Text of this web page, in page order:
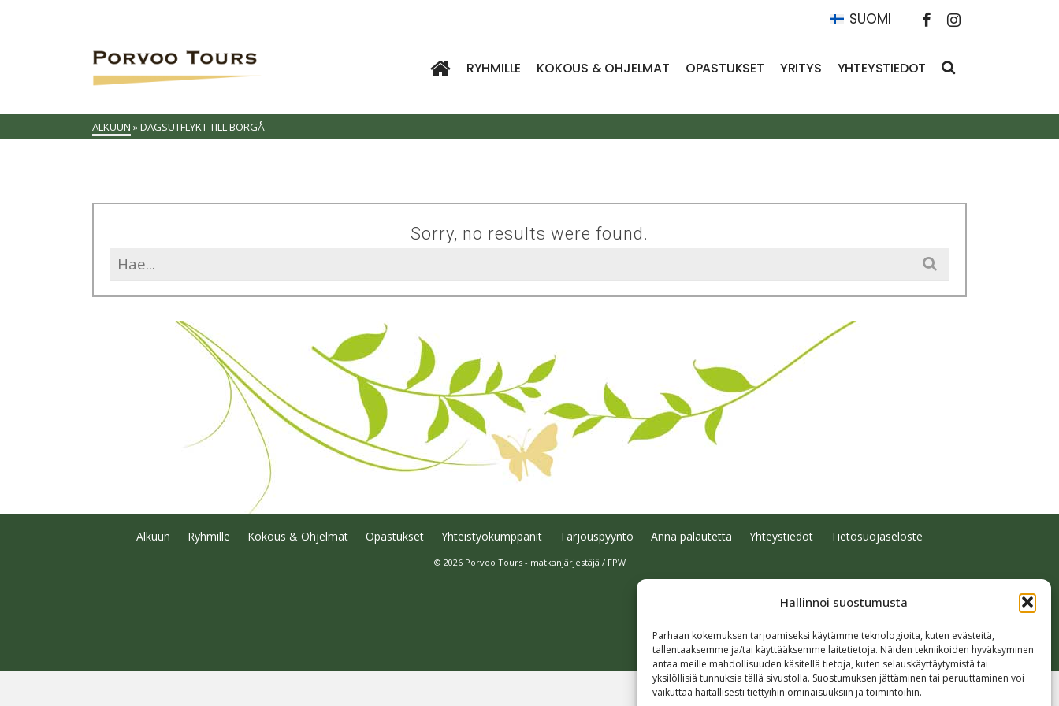
Hallinnoi suostumusta
Parhaan kokemuksen tarjoamiseksi käytämme teknologioita, kuten evästeitä,
tallentaaksemme ja/tai käyttääksemme laitetietoja. Näiden tekniikoiden hyväksyminen
antaa meille mahdollisuuden käsitellä tietoja, kuten selauskäyttäytymistä tai
yksilöllisiä tunnuksia tällä sivustolla. Suostumuksen jättäminen tai peruuttaminen voi
vaikuttaa haitallisesti tiettyihin ominaisuuksiin ja toimintoihin.
SUOMI
RYHMILLE KOKOUS & OHJELMAT OPASTUKSET YRITYS YHTEYSTIEDOT
ALKUUN »DAGSUTFLYKT TILL BORGÅ
Sorry, no results were found.
Search
for:
Alkuun Ryhmille Kokous & Ohjelmat Opastukset Yhteistyökumppanit Tarjouspyyntö Anna palautetta Yhteystiedot Tietosuojaseloste
© 2026 Porvoo Tours - matkanjärjestäjä / FPW